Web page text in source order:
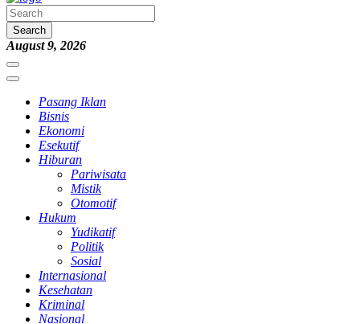
Search
August 9, 2026
Pasang Iklan
Bisnis
Ekonomi
Esekutif
Hiburan
Pariwisata
Mistik
Otomotif
Hukum
Yudikatif
Politik
Sosial
Internasional
Kesehatan
Kriminal
Nasional